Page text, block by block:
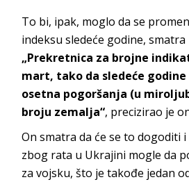
To bi, ipak, moglo da se
indeksu sledeće godine, smatra
„Prekretnica za brojne
mart, tako da sledeće
osetna pogoršanja (u
broju zemalja“, precizirao je
On smatra da će se to dogoditi
zbog rata u Ukrajini mogle da
za vojsku, što je takođe jedan